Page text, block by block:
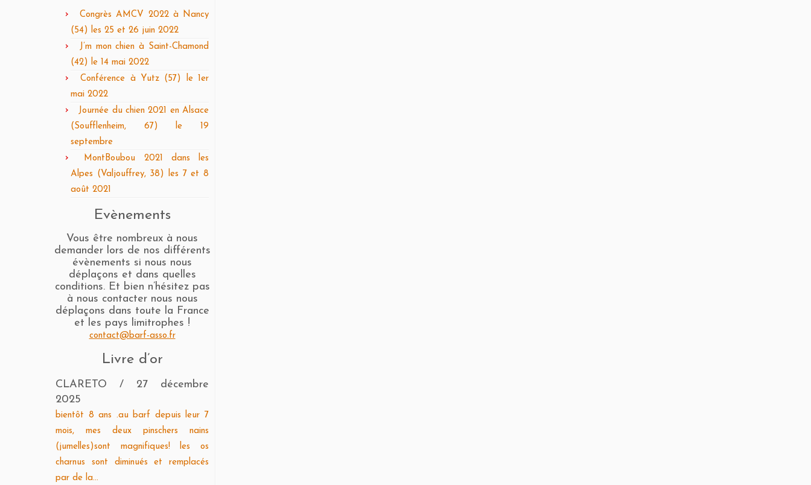
Congrès AMCV 2022 à Nancy
(54) les 25 et 26 juin 2022
J’m mon chien à Saint-Chamond
(42) le 14 mai 2022
Conférence à Yutz (57) le 1er
mai 2022
Journée du chien 2021 en Alsace
(Soufflenheim, 67) le 19
septembre
MontBoubou 2021 dans les
Alpes (Valjouffrey, 38) les 7 et 8
août 2021
Evènements
Vous être nombreux à nous
demander lors de nos différents
évènements si nous nous
déplaçons et dans quelles
conditions. Et bien n’hésitez pas
à nous contacter nous nous
déplaçons dans toute la France
et les pays limitrophes !
contact@barf-asso.fr
Livre d’or
CLARETO / 27 décembre
2025
bientôt 8 ans .au barf depuis leur 7
mois, mes deux pinschers nains
(jumelles)sont magnifiques! les os
charnus sont diminués et remplacés
par de la...